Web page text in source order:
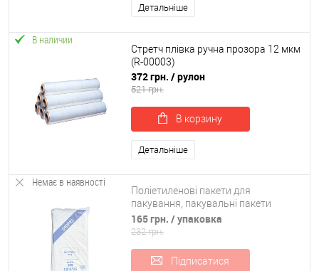
Детальніше
В наличии
Стретч плівка ручна прозора 12 мкм
(R-00003)
372 грн. / рулон
521 грн.
В корзину
Детальніше
Немає в наявності
Поліетиленові пакети для
пакування, пакувальні пакети
(фасувальні) 18/4/35 1000 шт (R-
00078)
165 грн. / упаковка
232 грн.
Підписатися